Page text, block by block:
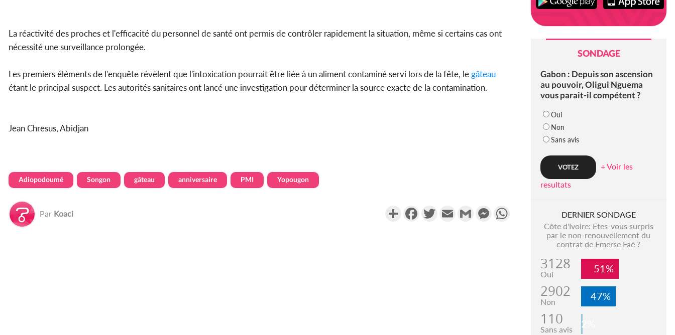
La réactivité des proches et l'efficacité du personnel de santé ont permis de contrôler rapidement la situation, même si certains cas ont
nécessité une surveillance prolongée.
Les premiers éléments de l'enquête révèlent que l'intoxication pourrait être liée à un aliment contaminé servi lors de la fête, legâteau
étant le principal suspect. Les autorités sanitaires ont lancé une investigation pour déterminer la source exacte de la contamination.
Jean Chresus, Abidjan
Adiopodoumé Songon gâteau anniversaire PMI Yopougon
Par Koaci PartagerFacebookTwitterEmail Gmail Messenger
SONDAGE
Gabon : Depuis son ascension
au pouvoir, Oligui Nguema
vous parait-il compétent ?
Oui
Non
Sans avis
+ Voir les
resultats
DERNIER SONDAGE
Côte d'Ivoire: Etes-vous surpris
par le non-renouvellement du
contrat de Emerse Faé ?
3128
Oui 51%
2902
Non 47%
110
Sans avis 2%